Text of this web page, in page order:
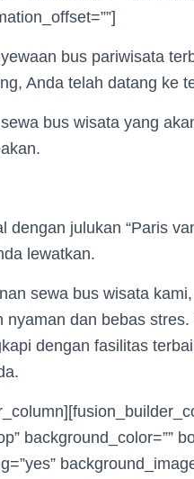
bus pariwisata
Anda telah datang ke
bus wisata yang
dengan julukan “Paris
lewatkan.
sewa bus wisata
nyaman dan bebas
dengan fasilitas
background_color=””